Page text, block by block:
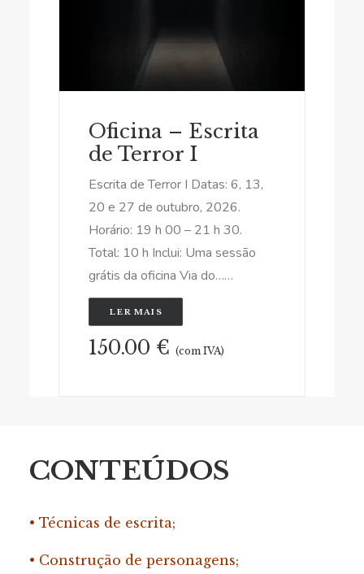
Oficina – Escrita
de Terror I
Escrita de Terror I Datas: 6, 13,
20 e 27 de outubro, 2026.
Horário: 19 h 00 – 21 h 30.
Total: 10 h Inclui: Uma sessão
grátis da oficina Via do……
LER MAIS
150.00 € (com IVA)
CONTEÚDOS
• Técnicas de escrita;
• Construção de personagens;